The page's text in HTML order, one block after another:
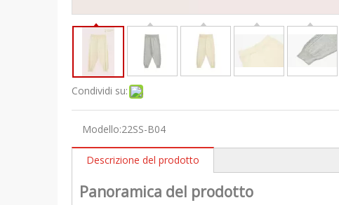
Condividi su:
Modello:22SS-B04
Descrizione del prodotto
Panoramica del prodotto